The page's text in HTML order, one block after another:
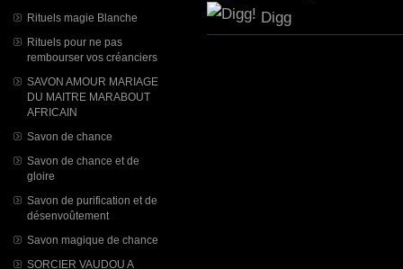
Rituels magie Blanche
Rituels pour ne pas
rembourser vos créanciers
SAVON AMOUR MARIAGE
DU MAITRE MARABOUT
AFRICAIN
Savon de chance
Savon de chance et de
gloire
Savon de purification et de
désenvoûtement
Savon magique de chance
SORCIER VAUDOU A
Digg